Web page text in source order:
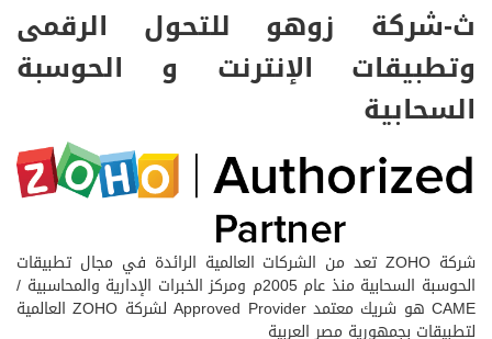
ث-شركة زوهو للتحول الرقمى
وتطبيقات الإنترنت و الحوسبة
السحابية
شركة ZOHO تعد من الشركات العالمية الرائدة في مجال تطبيقات
الحوسبة السحابية منذ عام 2005م ومركز الخبرات الإدارية والمحاسبية /
CAME هو شريك معتمد Approved Provider لشركة ZOHO العالمية
لتطبيقات بجمهورية مصر العربية